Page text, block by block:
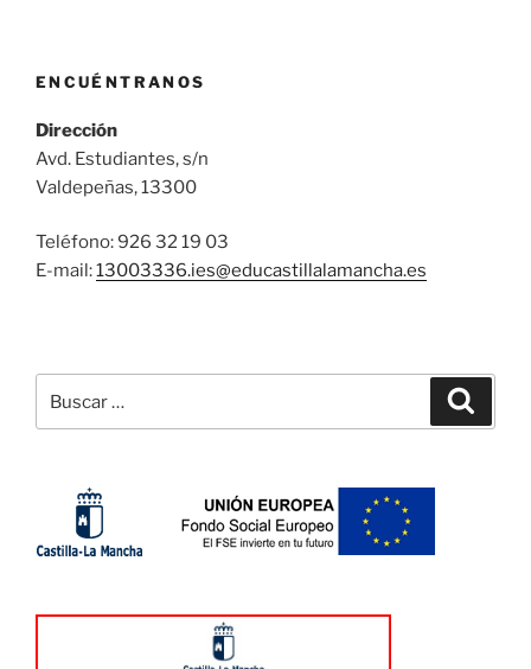
ENCUÉNTRANOS
Dirección
Avd. Estudiantes, s/n
Valdepeñas, 13300
Teléfono: 926 32 19 03
E-mail:13003336.ies@educastillalamancha.es
por: